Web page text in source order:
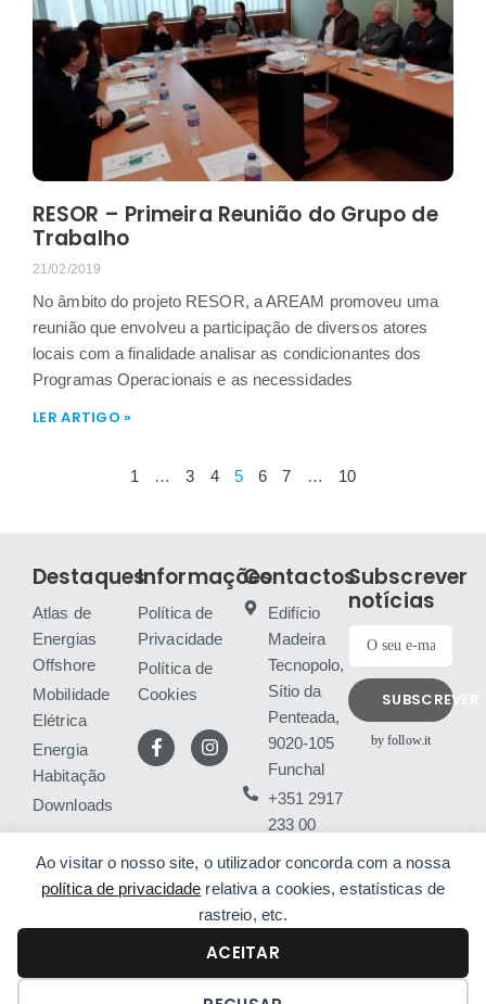
Ao visitar o nosso site, o utilizador concorda com a nossa
política de privacidade relativa a cookies, estatísticas de
rastreio, etc.
ACEITAR
RESOR – Primeira Reunião do Grupo de
Trabalho
21/02/2019
No âmbito do projeto RESOR, a AREAM promoveu uma
reunião que envolveu a participação de diversos atores
locais com a finalidade analisar as condicionantes dos
Programas Operacionais e as necessidades
LER ARTIGO »
1 … 3 4 5 6 7 … 10
Destaques
Atlas de
Energias
Offshore
Mobilidade
Elétrica
Energia
Habitação
Downloads
Informações
Política de
Privacidade
Política de
Cookies
Contactos
Edifício
Madeira
Tecnopolo,
Sítio da
Penteada,
9020-105
Funchal
+351 2917
233 00
nacional)
Subscrever
notícias
SUBSCREVER
by follow.it